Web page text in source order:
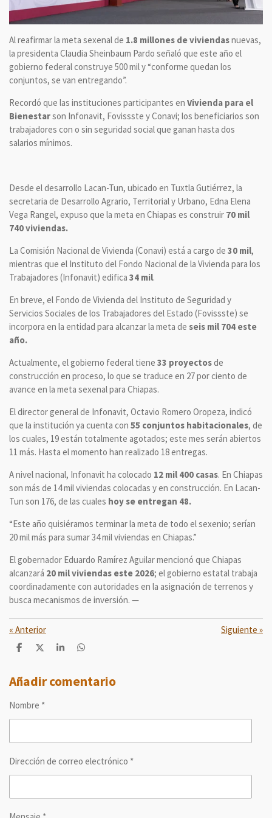
Al reafirmar la meta sexenal de 1.8 millones de viviendasnuevas,
la presidenta Claudia Sheinbaum Pardo señaló que este año el
gobierno federal construye 500 mil y “conforme quedan los
conjuntos, se van entregando”.
Recordó que las instituciones participantes en Vivienda para el
Bienestarson Infonavit, Fovissste y Conavi; los beneficiarios son
trabajadores con o sin seguridad social que ganan hasta dos
salarios mínimos.
Desde el desarrollo Lacan-Tun, ubicado en Tuxtla Gutiérrez, la
secretaria de Desarrollo Agrario, Territorial y Urbano, Edna Elena
Vega Rangel, expuso que la meta en Chiapas es construir 70 mil
740 viviendas.
La Comisión Nacional de Vivienda (Conavi) está a cargo de 30 mil,
mientras que el Instituto del Fondo Nacional de la Vivienda para los
Trabajadores (Infonavit) edifica 34 mil.
En breve, el Fondo de Vivienda del Instituto de Seguridad y
Servicios Sociales de los Trabajadores del Estado (Fovissste) se
incorpora en la entidad para alcanzar la meta de seis mil 704 este
año.
Actualmente, el gobierno federal tiene 33 proyectosde
construcción en proceso, lo que se traduce en 27 por ciento de
avance en la meta sexenal para Chiapas.
El director general de Infonavit, Octavio Romero Oropeza, indicó
que la institución ya cuenta con 55 conjuntos habitacionales, de
los cuales, 19 están totalmente agotados; este mes serán abiertos
11 más. Hasta el momento han realizado 18 entregas.
A nivel nacional, Infonavit ha colocado 12 mil 400 casas. En Chiapas
son más de 14 mil viviendas colocadas y en construcción. En Lacan-
Tun son 176, de las cuales hoy se entregan 48.
“Este año quisiéramos terminar la meta de todo el sexenio; serían
20 mil más para sumar 34 mil viviendas en Chiapas.”
El gobernador Eduardo Ramírez Aguilar mencionó que Chiapas
alcanzará 20 mil viviendas este 2026; el gobierno estatal trabaja
coordinadamente con autoridades en la asignación de terrenos y
busca mecanismos de inversión. —
« Anterior Siguiente »
C
p
a
t
C
p
a
C
p
a
C
p
a
Añadir comentario
Nombre *
Dirección de correo electrónico *